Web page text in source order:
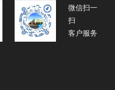
微信扫一
扫
客户服务